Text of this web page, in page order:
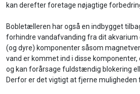
kan derefter foretage nøjagtige
Bobletælleren har også en indbygget
forhindre vandafvanding fra dit akvarium
(og dyre) komponenter såsom
vand er kommet ind i disse
og kan forårsage fuldstændig blokering
Derfor er det vigtigt at fjerne muligheden